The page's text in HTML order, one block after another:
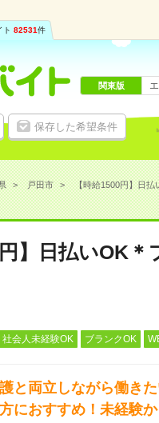
ト 82531件
保存した希望条件
関東版
戸田市 【時給1500円】日
円】日払いOK
社会人未経験OK ブランクOK
護と両立しながら働き
におすすめ！未経験